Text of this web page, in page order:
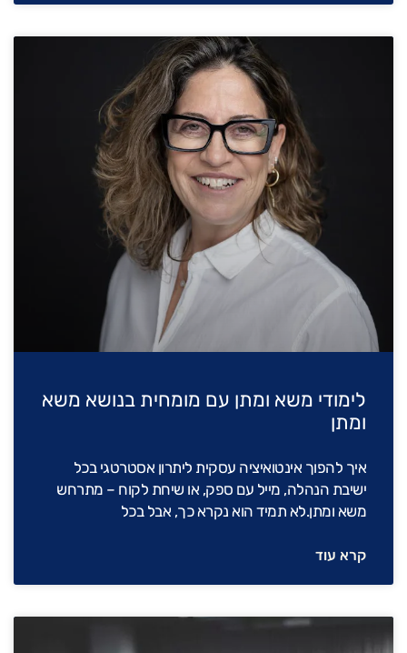
לימודי משא ומתן עם מומחית בנושא משא
ומתן
איך להפוך אינטואיציה עסקית ליתרון אסטרטגי בכל
ישיבת הנהלה, מייל עם ספק, או שיחת לקוח – מתרחש
משא ומתן.לא תמיד הוא נקרא כך, אבל בכל
קרא עוד